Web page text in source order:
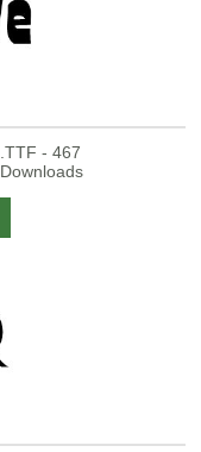
.TTF - 467
Downloads